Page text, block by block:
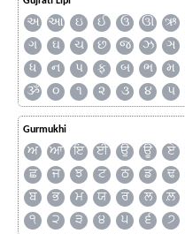
અ આ ઇ ઈ ઉ ઊ ઋ
ગ
ઘ ચ છ જ ઝ ઞ
ધ
ન પ ફ બ ભ મ
ૐ
૦ ૧ ૨ ૩ ૪ ૫
Gurmukhi
ਅ ਆ ਇ ਈ ਉ ਊ ਏ
ਛ
ਜ ਝ ਟ ਠ ਡ ਢ
ਬ
ਭ ਮ ਯ ਰ ਲ ਲ਼
੧
੨ ੩ ੪ ੫ ੬ ੭